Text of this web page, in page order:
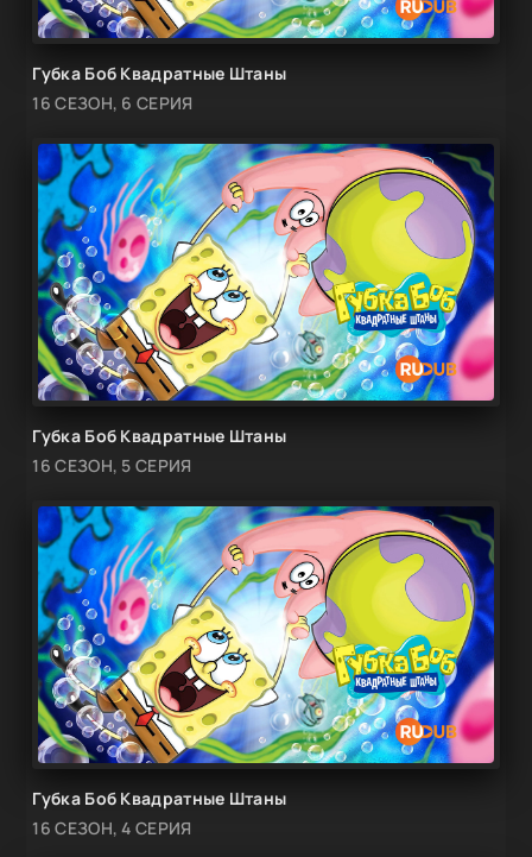
Губка Боб Квадратные Штаны
16 СЕЗОН, 6 СЕРИЯ
Губка Боб Квадратные Штаны
16 СЕЗОН, 5 СЕРИЯ
Губка Боб Квадратные Штаны
16 СЕЗОН, 4 СЕРИЯ